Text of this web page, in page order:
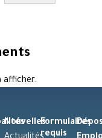
afficher.
NouvellesFormulaires
requis